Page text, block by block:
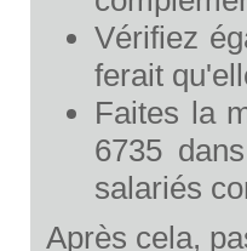
Vérifiez
ferait
Faites la
6735
salariés
Après cela,